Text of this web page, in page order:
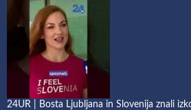
24UR | Bosta Ljubljana in Slovenija znali